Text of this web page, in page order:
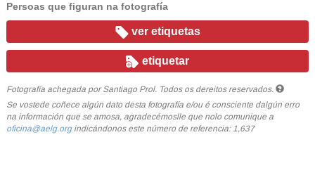
Persoas que figuran na fotografía
ver etiquetas
etiquetar
Fotografía achegada por Santiago Prol. Todos os dereitos reservados.
Se vostede coñece algún dato desta fotografía e/ou é consciente dalgún erro
na información que se amosa, agradecémoslle que nolo comunique a
oficina@aelg.orgindicándonos este número de referencia: 1,637